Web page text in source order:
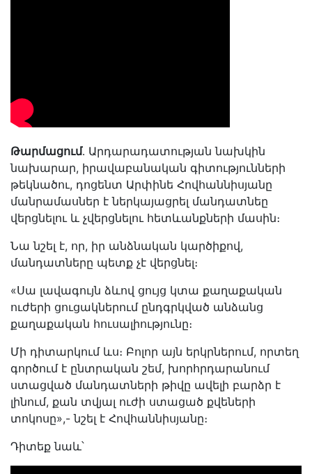
Թարմացում․ Արդարադատության նախկին
նախարար, իրավաբանական գիտությունների
թեկնածու, դոցենտ Արփինե Հովհաննիսյանը
մանրամասներ է ներկայացրել մանդատնեը
վերցնելու և չվերցնելու հետևանքների մասին։
Նա նշել է, որ, իր անձնական կարծիքով,
մանդատները պետք չէ վերցնել։
«Սա լավագույն ձևով ցույց կտա քաղաքական
ուժերի ցուցակներում ընդգրկված անձանց
քաղաքական հուսալիությունը։
Մի դիտարկում ևս։ Բոլոր այն երկրներում, որտեղ
գործում է ընտրական շեմ, խորհրդարանում
ստացված մանդատների թիվը ավելի բարձր է
լինում, քան տվյալ ուժի ստացած քվեների
տոկոսը»,- նշել է Հովհաննիսյանը։
Դիտեք նաև՝